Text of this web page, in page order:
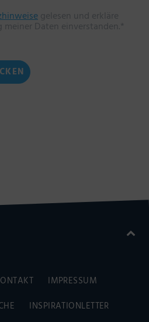
gelesen und erkläre
Daten einverstanden.*
IMPRESSUM
INSPIRATIONLETTER